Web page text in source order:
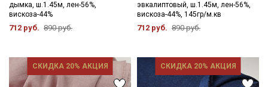
дымка, ш.1.45м, лен-56%,
вискоза-44%
712 руб. 890 руб.
эвкалиптовый, ш.1.45м, лен-56%,
вискоза-44%, 145гр/м.кв
712 руб. 890 руб.
СКИДКА 20% АКЦИЯ СКИДКА 20% АКЦИЯ
Подписаться
Ознакомлен(а) сПолитикой обработки персональных
данныхи даюСогласие на обработку персональных
данных